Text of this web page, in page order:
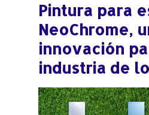
Pintura para
NeoChrome,
innovación
industria de